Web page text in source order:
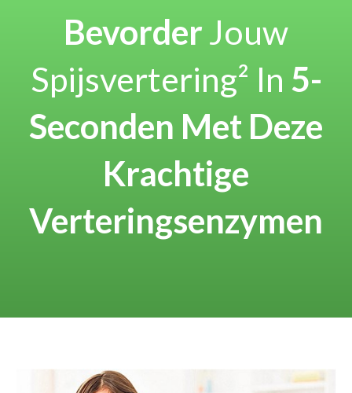
BevorderJouw
Spijsvertering² In 5-
Seconden Met Deze
Krachtige
Verteringsenzymen